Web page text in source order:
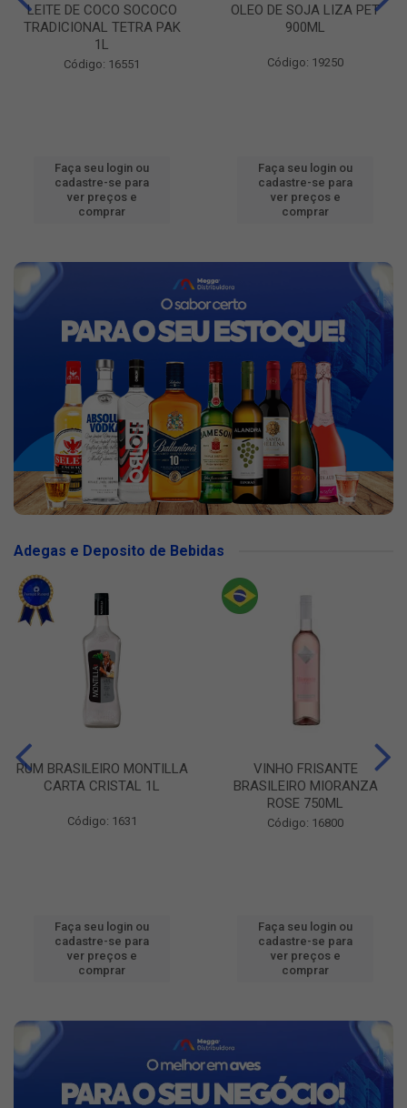
LEITE DE COCO SOCOCO
TRADICIONAL TETRA PAK
1L
Código: 16551
Faça seu login ou
cadastre-se para
ver preços e
comprar
OLEO DE SOJA LIZA PET
900ML
Código: 19250
Faça seu login ou
cadastre-se para
ver preços e
comprar
Adegas e Deposito de Bebidas
RUM BRASILEIRO MONTILLA
CARTA CRISTAL 1L
Código: 1631
Faça seu login ou
cadastre-se para
ver preços e
comprar
VINHO FRISANTE
BRASILEIRO MIORANZA
ROSE 750ML
Código: 16800
Faça seu login ou
cadastre-se para
ver preços e
comprar